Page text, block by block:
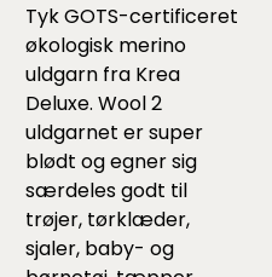
Tyk GOTS-certificeret
økologisk merino
uldgarn fra Krea
Deluxe. Wool 2
uldgarnet er super
blødt og egner sig
særdeles godt til
trøjer, tørklæder,
sjaler, baby- og